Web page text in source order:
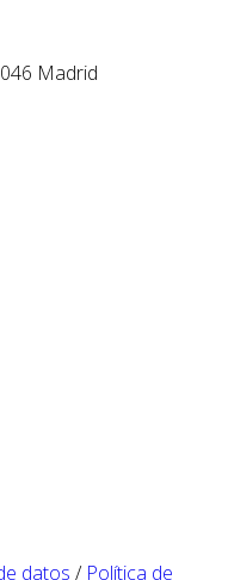
Madrid
datos / Política de